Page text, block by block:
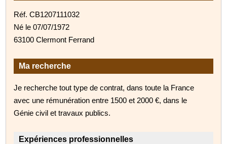
Réf. CB1207111032
Né le 07/07/1972
63100 Clermont Ferrand
Ma recherche
Je recherche tout type de contrat, dans toute la France
avec une rémunération entre 1500 et 2000 €, dans le
Génie civil et travaux publics.
Expériences professionnelles